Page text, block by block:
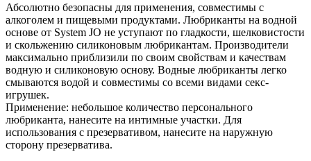
Абсолютно безопасны для применения, совместимы с
алкоголем и пищевыми продуктами. Любриканты на водной
основе от System JO не уступают по гладкости, шелковистости
и скольжению силиконовым любрикантам. Производители
максимально приблизили по своим свойствам и качествам
водную и силиконовую основу. Водные любриканты легко
смываются водой и совместимы со всеми видами секс-
игрушек.
Применение: небольшое количество персонального
любриканта, нанесите на интимные участки. Для
использования с презервативом, нанесите на наружную
сторону презерватива.